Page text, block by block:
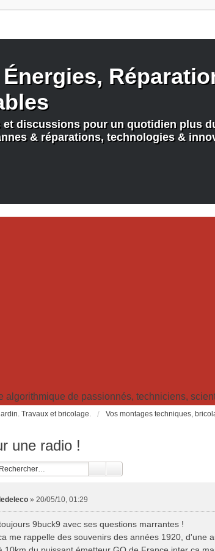
discussions pour un quotidien plus
& réparations, technologies &
algorithmique de passionnés, techniciens,
Travaux et bricolage. Vos montages techniques,
une radio !
» 20/05/10, 01:29
9buck9 avec ses questions marrantes !
me rappelle des souvenirs des années 1920, d'une